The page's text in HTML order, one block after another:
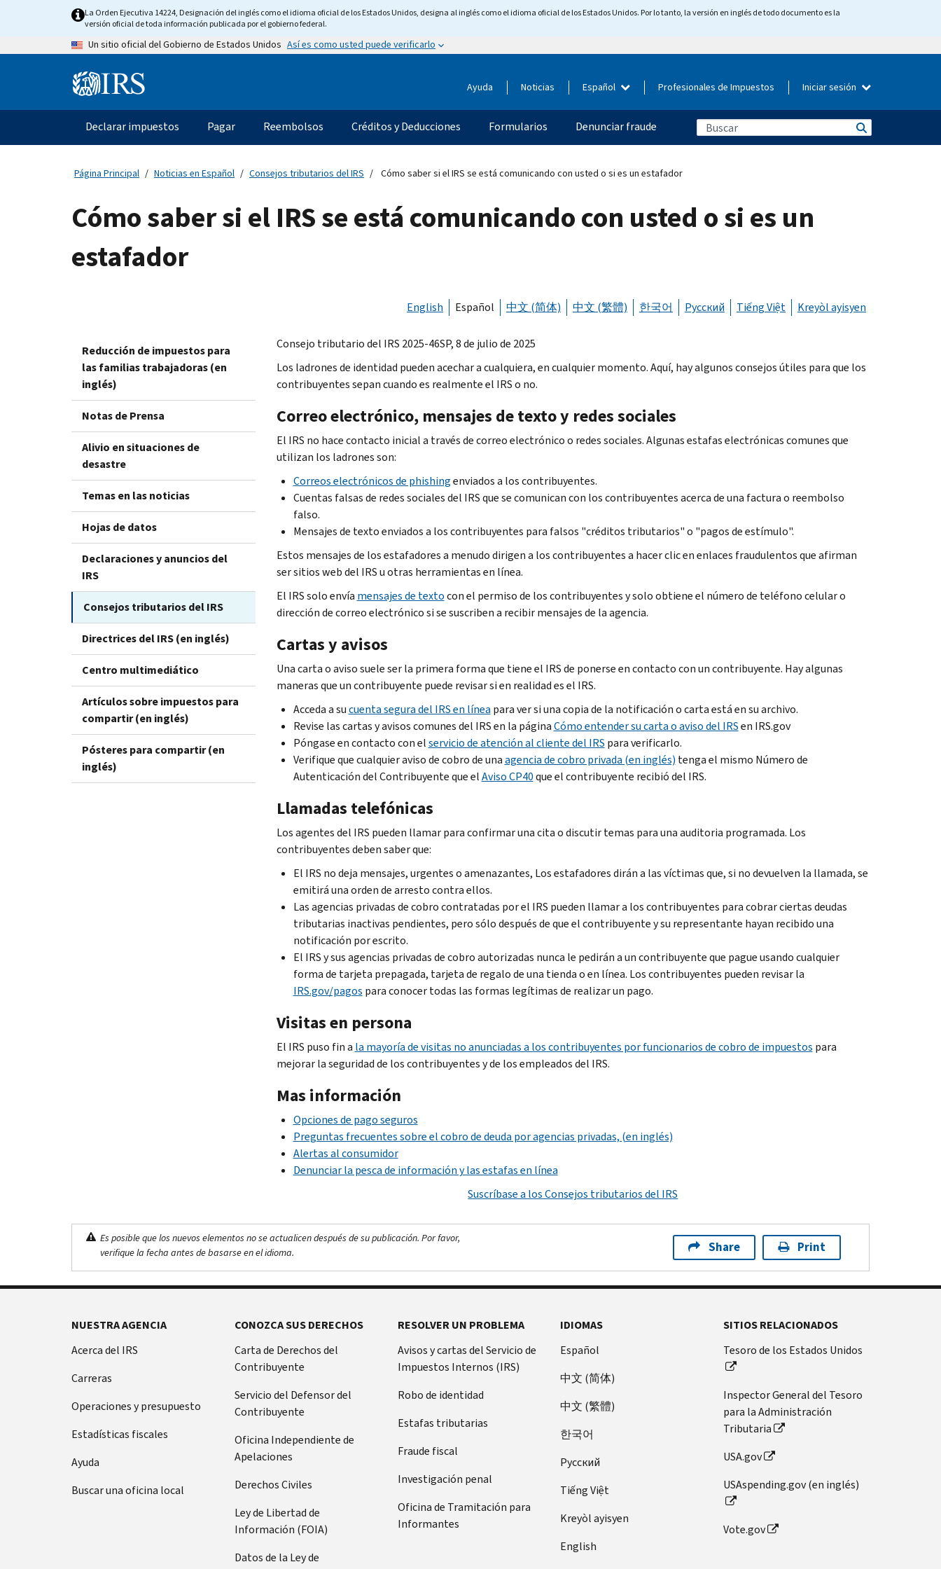
content
La Orden Ejecutiva 14224, Designación del inglés como el idioma oficial de los Estados Unidos, designa al inglés como el idioma oficial de los Estados Unidos. Por lo tanto, la versión en inglés de todo documento es la
versión oficial de toda información publicada por el gobierno federal.
Un sitio oficial del Gobierno de Estados Unidos Así es como usted puede verificarlo
Information Ayuda Noticias Español Profesionales de Impuestos Iniciar sesión
Navegación
principal
Declarar impuestos Pagar Reembolsos Créditos y Deducciones Formularios Denunciar fraude
Página Principal Noticias en Español Consejos tributarios del IRS Cómo saber si el IRS se está comunicando con usted o si es un estafador
Cómo saber si el IRS se está comunicando con usted o si es un
estafador
English Español 中文 (简体) 中文 (繁體) 한국어 Русский Tiếng Việt Kreyòl ayisyen
Reducción de impuestos para
las familias trabajadoras (en
inglés)
Notas de Prensa
Alivio en situaciones de
desastre
Temas en las noticias
Hojas de datos
Declaraciones y anuncios del
IRS
Consejos tributarios del IRS
Directrices del IRS (en inglés)
Centro multimediático
Artículos sobre impuestos para
compartir (en inglés)
Pósteres para compartir (en
inglés)
Consejo tributario del IRS 2025-46SP, 8 de julio de 2025
Los ladrones de identidad pueden acechar a cualquiera, en cualquier momento. Aquí, hay algunos consejos útiles para que los
contribuyentes sepan cuando es realmente el IRS o no.
Correo electrónico, mensajes de texto y redes sociales
El IRS no hace contacto inicial a través de correo electrónico o redes sociales. Algunas estafas electrónicas comunes que
utilizan los ladrones son:
Correos electrónicos de phishingenviados a los contribuyentes.
Cuentas falsas de redes sociales del IRS que se comunican con los contribuyentes acerca de una factura o reembolso
falso.
Mensajes de texto enviados a los contribuyentes para falsos "créditos tributarios" o "pagos de estímulo".
Estos mensajes de los estafadores a menudo dirigen a los contribuyentes a hacer clic en enlaces fraudulentos que afirman
ser sitios web del IRS u otras herramientas en línea.
El IRS solo envía mensajes de textocon el permiso de los contribuyentes y solo obtiene el número de teléfono celular o
dirección de correo electrónico si se suscriben a recibir mensajes de la agencia.
Cartas y avisos
Una carta o aviso suele ser la primera forma que tiene el IRS de ponerse en contacto con un contribuyente. Hay algunas
maneras que un contribuyente puede revisar si en realidad es el IRS.
Acceda a sucuenta segura del IRS en línea para ver si una copia de la notificación o carta está en su archivo.
Revise las cartas y avisos comunes del IRS en la páginaCómo entender su carta o aviso del IRSen IRS.gov
Póngase en contacto con elservicio de atención al cliente del IRS para verificarlo.
Verifique que cualquier aviso de cobro de unaagencia de cobro privada (en inglés) tenga el mismo Número de
Autenticación del Contribuyente que elAviso CP40que el contribuyente recibió del IRS.
Llamadas telefónicas
Los agentes del IRS pueden llamar para confirmar una cita o discutir temas para una auditoria programada. Los
contribuyentes deben saber que:
El IRS no deja mensajes, urgentes o amenazantes, Los estafadores dirán a las víctimas que, si no devuelven la llamada, se
emitirá una orden de arresto contra ellos.
Las agencias privadas de cobro contratadas por el IRS pueden llamar a los contribuyentes para cobrar ciertas deudas
tributarias inactivas pendientes, pero sólo después de que el contribuyente y su representante hayan recibido una
notificación por escrito.
El IRS y sus agencias privadas de cobro autorizadas nunca le pedirán a un contribuyente que pague usando cualquier
forma de tarjeta prepagada, tarjeta de regalo de una tienda o en línea. Los contribuyentes pueden revisar la
IRS.gov/pagos para conocer todas las formas legítimas de realizar un pago.
Visitas en persona
El IRS puso fin a la mayoría de visitas no anunciadas a los contribuyentes por funcionarios de cobro de impuestos para
mejorar la seguridad de los contribuyentes y de los empleados del IRS.
Mas información
Opciones de pago seguros
Preguntas frecuentes sobre el cobro de deuda por agencias privadas, (en inglés)
Alertas al consumidor
Denunciar la pesca de información y las estafas en línea
Suscríbase a los Consejos tributarios del IRS
Es posible que los nuevos elementos no se actualicen después de su publicación. Por favor,
verifique la fecha antes de basarse en el idioma.
Share Print
NUESTRA AGENCIA
Acerca del IRS
Carreras
Operaciones y presupuesto
Estadísticas fiscales
Ayuda
Buscar una oficina local
CONOZCA SUS DERECHOS
Carta de Derechos del
Contribuyente
Servicio del Defensor del
Contribuyente
Oficina Independiente de
Apelaciones
Derechos Civiles
Ley de Libertad de
Información (FOIA)
Datos de la Ley de
RESOLVER UN PROBLEMA
Avisos y cartas del Servicio de
Impuestos Internos (IRS)
Robo de identidad
Estafas tributarias
Fraude fiscal
Investigación penal
Oficina de Tramitación para
Informantes
IDIOMAS
Español
中文 (简体)
中文 (繁體)
한국어
Pусский
Tiếng Việt
Kreyòl ayisyen
English
SITIOS RELACIONADOS
Tesoro de los Estados Unidos
Inspector General del Tesoro
para la Administración
Tributaria
USA.gov
USAspending.gov (en inglés)
Vote.gov